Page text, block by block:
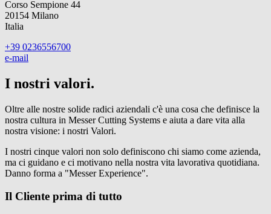
Corso Sempione 44
20154 Milano
Italia
+39 0236556700
e-mail
I nostri valori.
Oltre alle nostre solide radici aziendali c'è una cosa che definisce la
nostra cultura in Messer Cutting Systems e aiuta a dare vita alla
nostra visione: i nostri Valori.
I nostri cinque valori non solo definiscono chi siamo come azienda,
ma ci guidano e ci motivano nella nostra vita lavorativa quotidiana.
Danno forma a "Messer Experience".
Il Cliente prima di tutto